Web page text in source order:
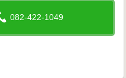
082-422-1049